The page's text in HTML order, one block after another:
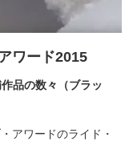
ワード2015
品の数々（ブラッ
アワードのライド・